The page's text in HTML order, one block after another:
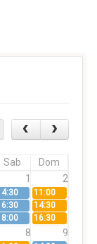
Sab
Dom
1 2
11:00
14:30
16:30
8 9